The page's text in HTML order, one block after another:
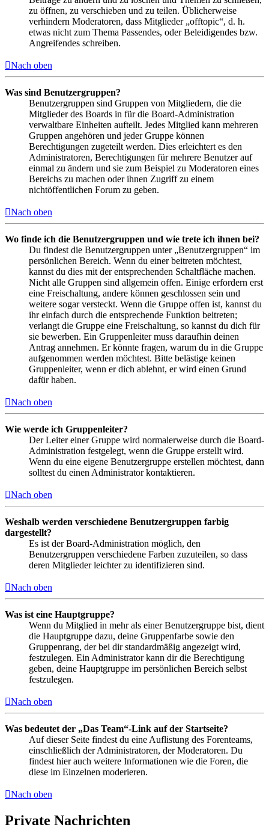
zu öffnen, zu verschieben und zu teilen. Üblicherweise
verhindern Moderatoren, dass Mitglieder „offtopic“, d. h.
etwas nicht zum Thema Passendes, oder Beleidigendes bzw.
Angreifendes schreiben.
Nach oben
Was sind Benutzergruppen?
Benutzergruppen sind Gruppen von Mitgliedern, die die
Mitglieder des Boards in für die Board-Administration
verwaltbare Einheiten aufteilt. Jedes Mitglied kann mehreren
Gruppen angehören und jeder Gruppe können
Berechtigungen zugeteilt werden. Dies erleichtert es den
Administratoren, Berechtigungen für mehrere Benutzer auf
einmal zu ändern und sie zum Beispiel zu Moderatoren eines
Bereichs zu machen oder ihnen Zugriff zu einem
nichtöffentlichen Forum zu geben.
Nach oben
Wo finde ich die Benutzergruppen und wie trete ich ihnen bei?
Du findest die Benutzergruppen unter „Benutzergruppen“ im
persönlichen Bereich. Wenn du einer beitreten möchtest,
kannst du dies mit der entsprechenden Schaltfläche machen.
Nicht alle Gruppen sind allgemein offen. Einige erfordern erst
eine Freischaltung, andere können geschlossen sein und
weitere sogar versteckt. Wenn die Gruppe offen ist, kannst du
ihr einfach durch die entsprechende Funktion beitreten;
verlangt die Gruppe eine Freischaltung, so kannst du dich für
sie bewerben. Ein Gruppenleiter muss daraufhin deinen
Antrag annehmen. Er könnte fragen, warum du in die Gruppe
aufgenommen werden möchtest. Bitte belästige keinen
Gruppenleiter, wenn er dich ablehnt, er wird einen Grund
dafür haben.
Nach oben
Wie werde ich Gruppenleiter?
Der Leiter einer Gruppe wird normalerweise durch die Board-
Administration festgelegt, wenn die Gruppe erstellt wird.
Wenn du eine eigene Benutzergruppe erstellen möchtest, dann
solltest du einen Administrator kontaktieren.
Nach oben
Weshalb werden verschiedene Benutzergruppen farbig
dargestellt?
Es ist der Board-Administration möglich, den
Benutzergruppen verschiedene Farben zuzuteilen, so dass
deren Mitglieder leichter zu identifizieren sind.
Nach oben
Was ist eine Hauptgruppe?
Wenn du Mitglied in mehr als einer Benutzergruppe bist, dient
die Hauptgruppe dazu, deine Gruppenfarbe sowie den
Gruppenrang, der bei dir standardmäßig angezeigt wird,
festzulegen. Ein Administrator kann dir die Berechtigung
geben, deine Hauptgruppe im persönlichen Bereich selbst
festzulegen.
Nach oben
Was bedeutet der „Das Team“-Link auf der Startseite?
Auf dieser Seite findest du eine Auflistung des Forenteams,
einschließlich der Administratoren, der Moderatoren. Du
findest hier auch weitere Informationen wie die Foren, die
diese im Einzelnen moderieren.
Nach oben
Private Nachrichten